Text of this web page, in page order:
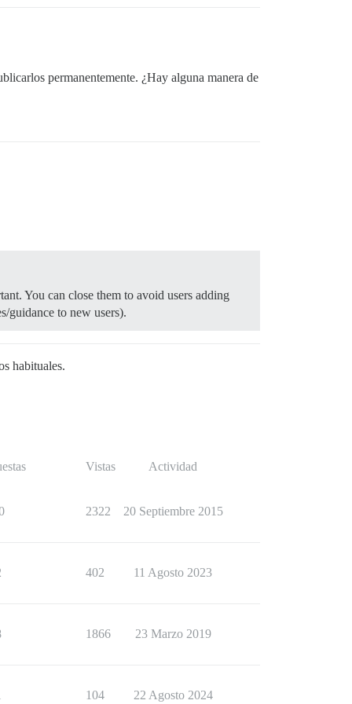
permanentemente. ¿Hay alguna manera de
You can close them to avoid users adding
guidance to new users).
habituales.
Vistas Actividad
2322 20 Septiembre 2015
402 11 Agosto 2023
1866 23 Marzo 2019
104 22 Agosto 2024